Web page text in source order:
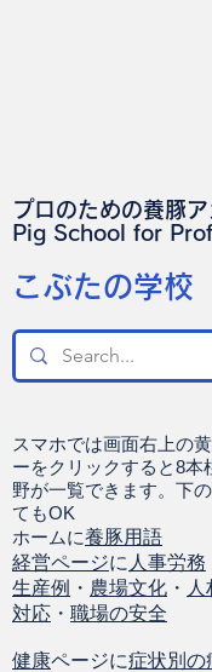
プロのための養豚
​Pig School for
​こぶたの学校
スマホでは画面右上の
ーをクリックすると8本
野が一覧できます。下
てもOK
ホームに養豚用語
経営ページに 人事労務
生産例 ・ 農場文化 ・
対応 ・ 職場の安全
健康ページに症状別の